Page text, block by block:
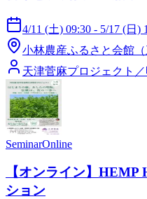
4/11 (土) 09:30 - 5/17 (日)
小林農産ふるさと会館
天津菅麻プロジェクト
SeminarOnline
【オンライン】
ション